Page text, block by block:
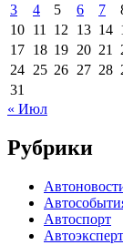
3
4 5 6 7
10 11 12 13 14
17 18 19 20 21
24 25 26 27 28
31
« Июл
Рубрики
Автоспорт
Автоэксперт